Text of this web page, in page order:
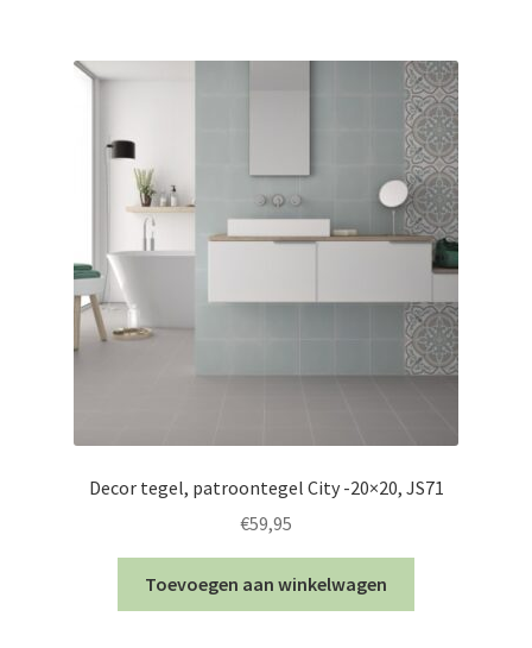
Decor tegel, patroontegel City -20×20, JS71
€59,95
Toevoegen aan winkelwagen